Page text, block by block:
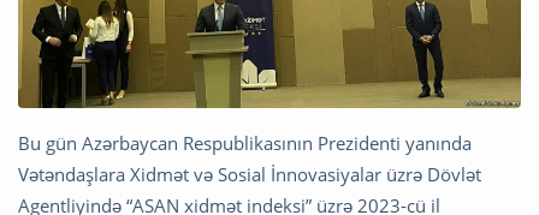
Bu gün Azərbaycan Respublikasının Prezidenti yanında
Vətəndaşlara Xidmət və Sosial İnnovasiyalar üzrə Dövlət
Agentliyində “ASAN xidmət indeksi” üzrə 2023-cü il